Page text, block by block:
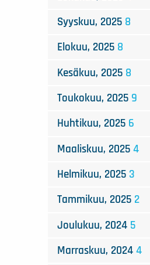
Syyskuu, 2025 8
Elokuu, 2025 8
Kesäkuu, 2025 8
Toukokuu, 2025 9
Huhtikuu, 2025 6
Maaliskuu, 2025 4
Helmikuu, 2025 3
Tammikuu, 2025 2
Joulukuu, 2024 5
Marraskuu, 2024 4